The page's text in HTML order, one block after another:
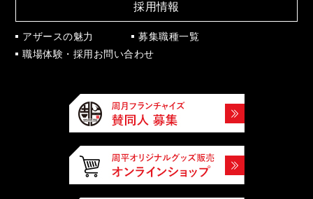
採用情報
アザースの魅力
募集職種一覧
職場体験・採用お問い合わせ